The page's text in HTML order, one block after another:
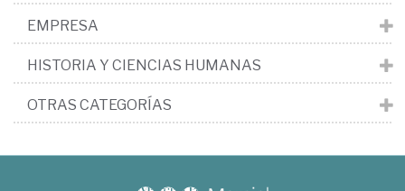
EMPRESA
HISTORIA Y CIENCIAS HUMANAS
OTRAS CATEGORÍAS